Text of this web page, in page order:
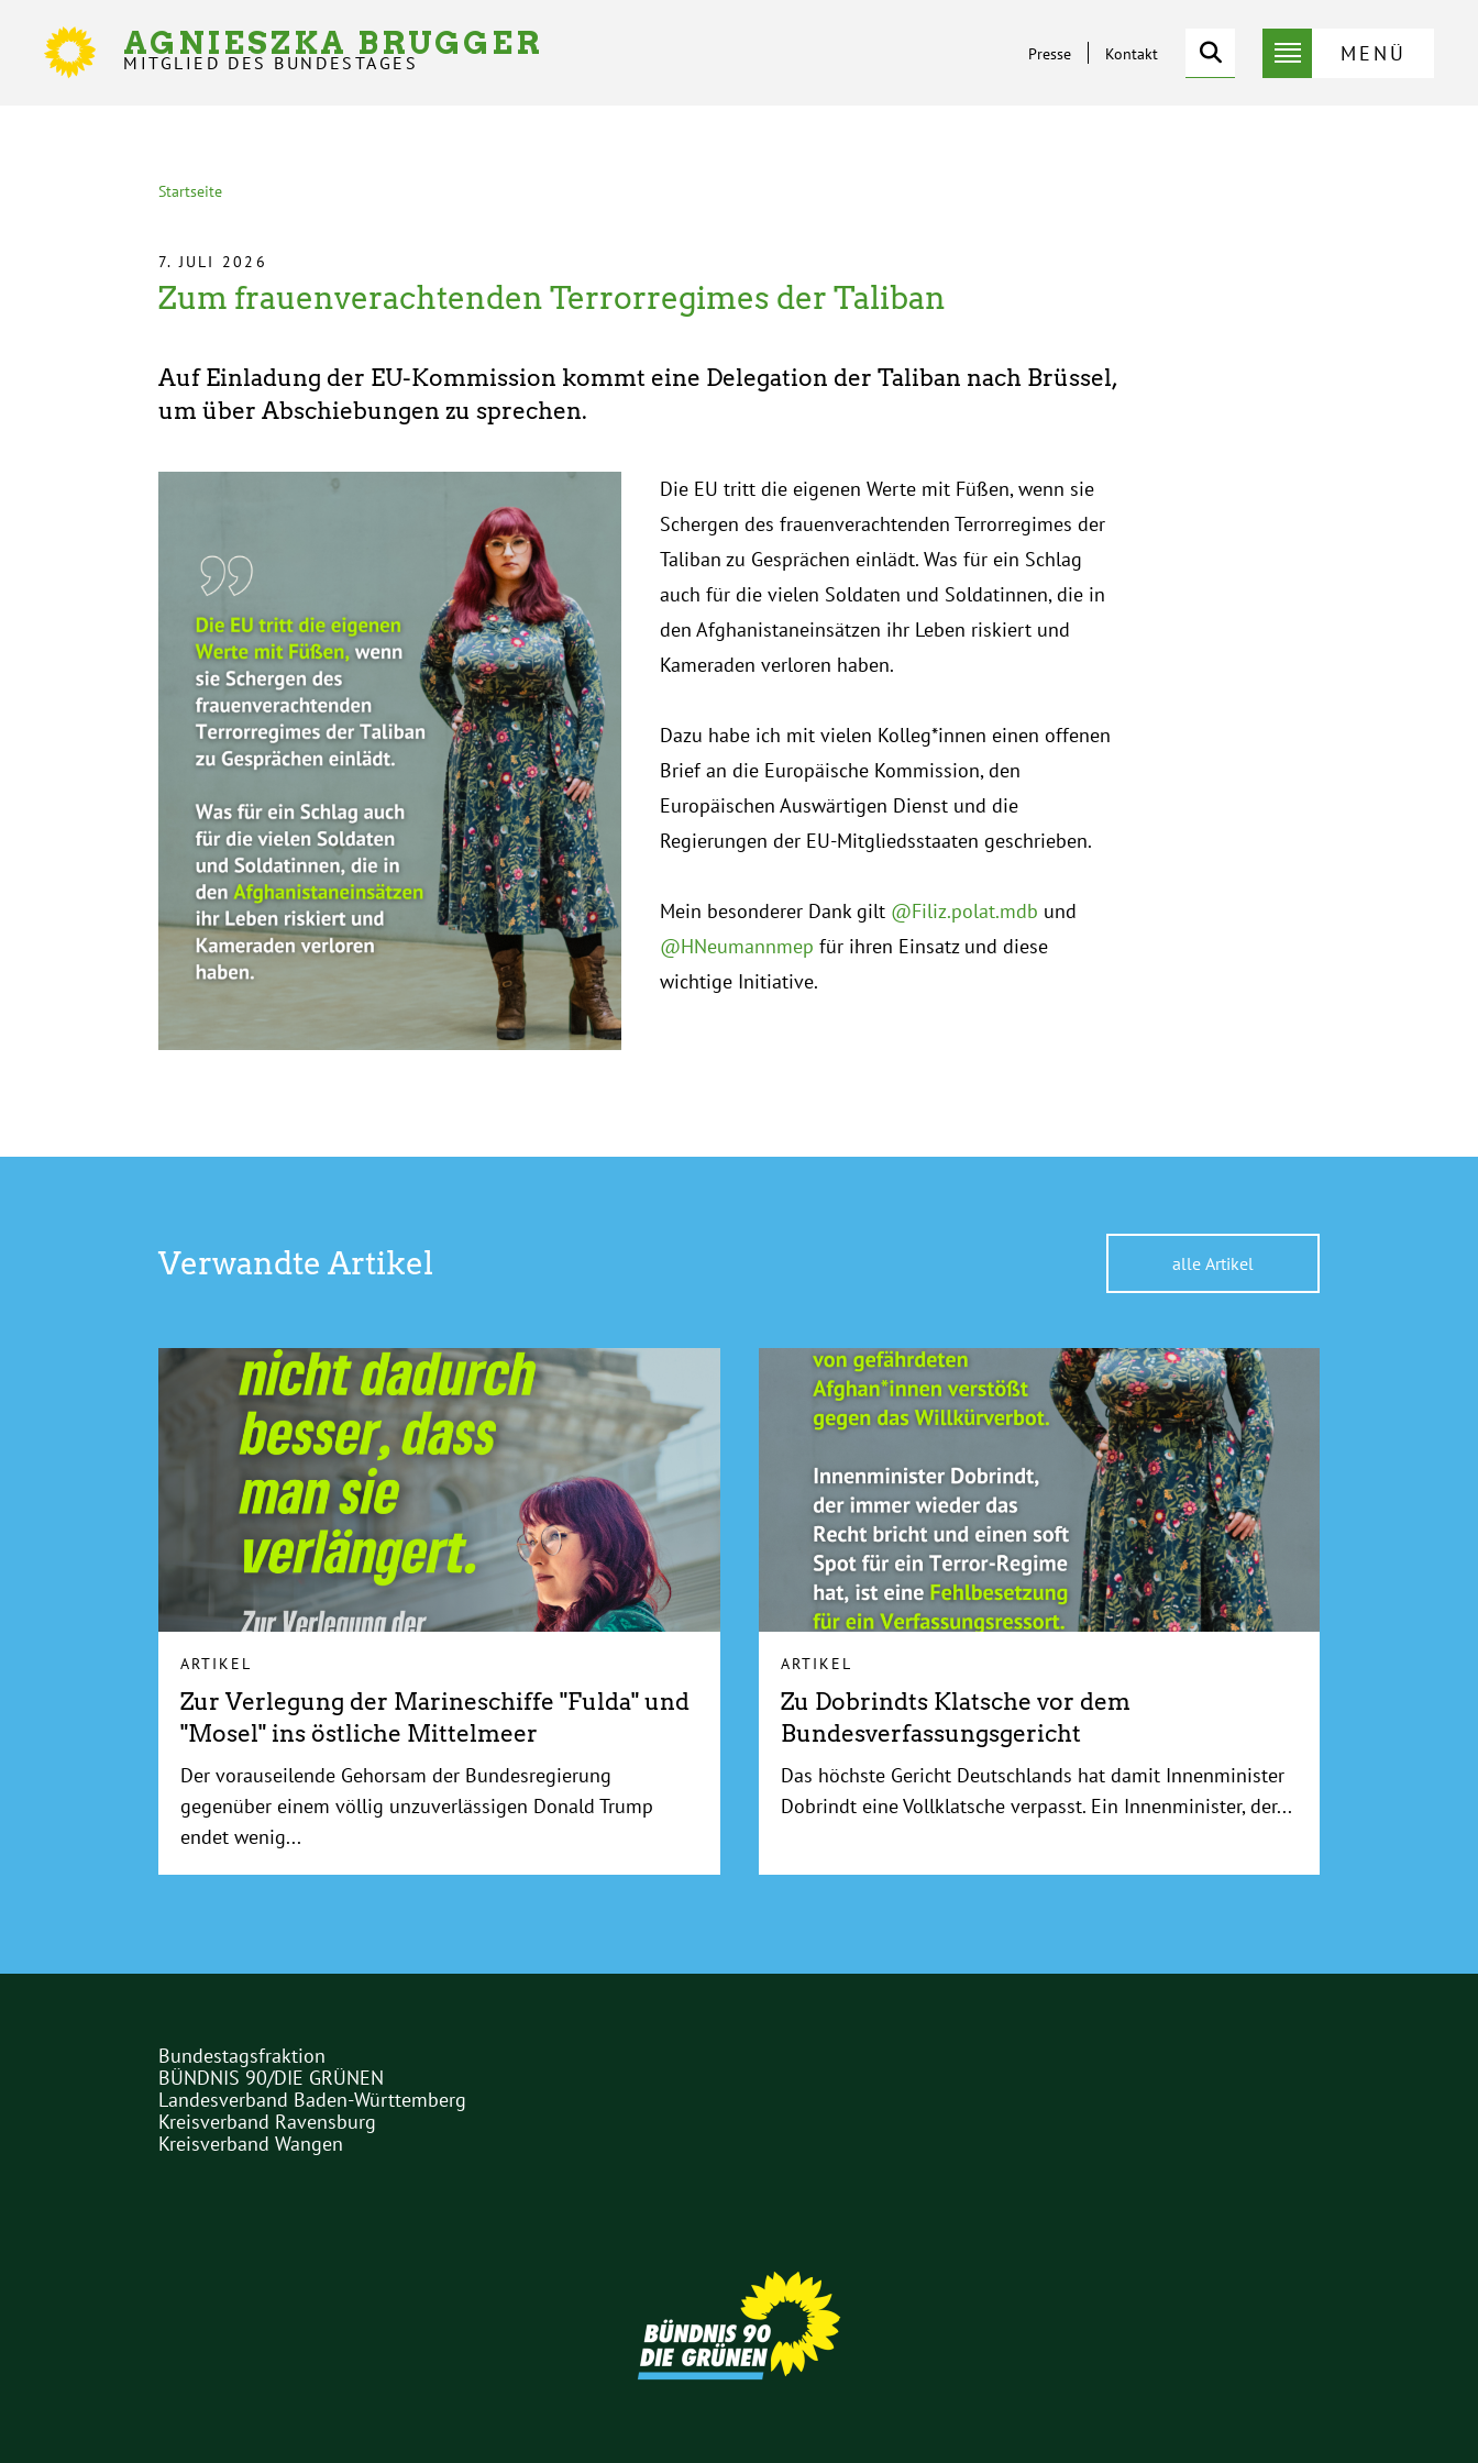
Inhalt
AGNIESZKA BRUGGER
MITGLIED DES BUNDESTAGES MENÜ
Suche
Service-
Presse Kontakt
Pfadnavigation
Startseite
7. JULI 2026
Zum frauenverachtenden Terrorregimes der Taliban
Auf Einladung der EU-Kommission kommt eine Delegation der Taliban nach Brüssel,
um über Abschiebungen zu sprechen.
Die EU tritt die eigenen Werte mit Füßen, wenn sie
Schergen des frauenverachtenden Terrorregimes der
Taliban zu Gesprächen einlädt. Was für ein Schlag
auch für die vielen Soldaten und Soldatinnen, die in
den Afghanistaneinsätzen ihr Leben riskiert und
Kameraden verloren haben.
Dazu habe ich mit vielen Kolleg*innen einen offenen
Brief an die Europäische Kommission, den
Europäischen Auswärtigen Dienst und die
Regierungen der EU-Mitgliedsstaaten geschrieben.
Mein besonderer Dank gilt @Filiz.polat.mdb und
@HNeumannmep für ihren Einsatz und diese
wichtige Initiative.
Verwandte Artikel
ARTIKEL
Zur Verlegung der Marineschiffe "Fulda" und
"Mosel" ins östliche Mittelmeer
Der vorauseilende Gehorsam der Bundesregierung
gegenüber einem völlig unzuverlässigen Donald Trump
endet wenig...
ARTIKEL
Zu Dobrindts Klatsche vor dem
Bundesverfassungsgericht
Das höchste Gericht Deutschlands hat damit Innenminister
Dobrindt eine Vollklatsche verpasst. Ein Innenminister, der...
alle Artikel
Partner
Links
Bundestagsfraktion
BÜNDNIS 90/DIE GRÜNEN
Landesverband Baden-Württemberg
Kreisverband Ravensburg
Kreisverband Wangen